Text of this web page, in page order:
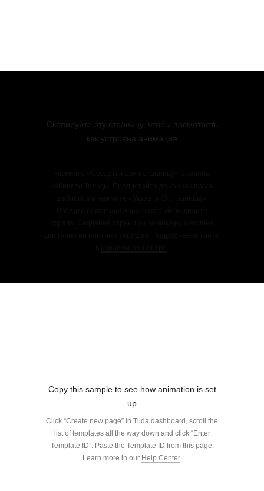
Скопируйте эту страницу, чтобы посмотреть
как устроена анимация
Copy this sample to see how animation is set
up
Click “Create new page” in Tilda dashboard, scroll the
list of templates all the way down and click “Enter
Template ID”. Paste the Template ID from this page.
Learn more in our Help Center.